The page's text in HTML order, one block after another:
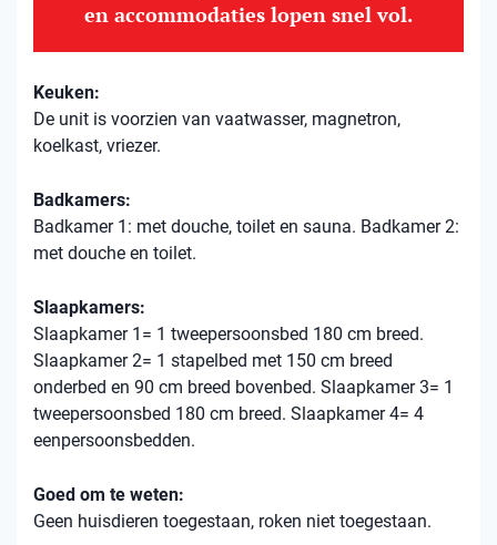
en accommodaties lopen snel vol.
Keuken:
De unit is voorzien van vaatwasser, magnetron,
koelkast, vriezer.
Badkamers:
Badkamer 1: met douche, toilet en sauna. Badkamer 2:
met douche en toilet.
Slaapkamers:
Slaapkamer 1= 1 tweepersoonsbed 180 cm breed.
Slaapkamer 2= 1 stapelbed met 150 cm breed
onderbed en 90 cm breed bovenbed. Slaapkamer 3= 1
tweepersoonsbed 180 cm breed. Slaapkamer 4= 4
eenpersoonsbedden.
Goed om te weten:
Geen huisdieren toegestaan, roken niet toegestaan.